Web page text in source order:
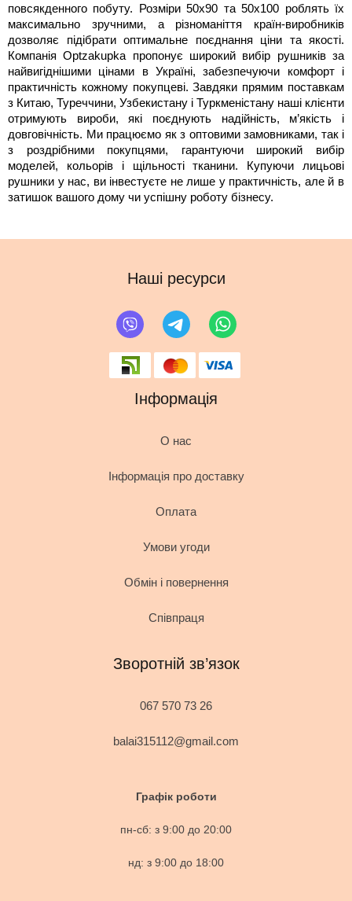
повсякденного побуту. Розміри 50х90 та 50х100 роблять їх
максимально зручними, а різноманіття країн-виробників
дозволяє підібрати оптимальне поєднання ціни та якості.
Компанія Optzakupka пропонує широкий вибір рушників за
найвигіднішими цінами в Україні, забезпечуючи комфорт і
практичність кожному покупцеві. Завдяки прямим поставкам
з Китаю, Туреччини, Узбекистану і Туркменістану наші клієнти
отримують вироби, які поєднують надійність, м’якість і
довговічність. Ми працюємо як з оптовими замовниками, так і
з роздрібними покупцями, гарантуючи широкий вибір
моделей, кольорів і щільності тканини. Купуючи лицьові
рушники у нас, ви інвестуєте не лише у практичність, але й в
затишок вашого дому чи успішну роботу бізнесу.
Наші ресурси
Інформація
О нас
Інформація про доставку
Оплата
Умови угоди
Обмін і повернення
Співпраця
Зворотній зв’язок
067 570 73 26
balai315112@gmail.com
Графік роботи
пн-сб: з 9:00 до 20:00
нд: з 9:00 до 18:00